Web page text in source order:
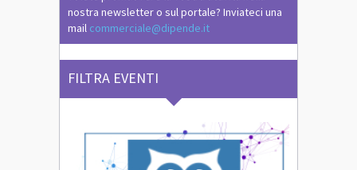
nostra newsletter o sul portale? Inviateci una
mail commerciale@dipende.it
FILTRA EVENTI